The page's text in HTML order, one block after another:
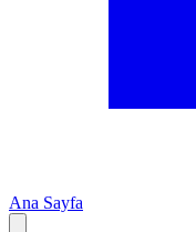
Ana Sayfa